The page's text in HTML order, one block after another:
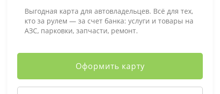
Выгодная карта для автовладельцев. Всё для тех,
кто за рулем — за счет банка: услуги и товары на
АЗС, парковки, запчасти, ремонт.
Оформить карту